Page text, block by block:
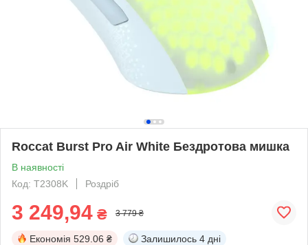
Roccat Burst Pro Air White Бездротова мишка
В наявності
Код: T2308K
Роздріб
3 249,94 ₴ 3 779 ₴
Економія 529.06 ₴ Залишилось 4 дні